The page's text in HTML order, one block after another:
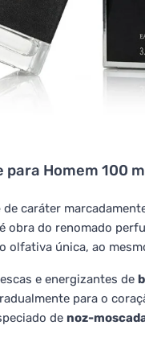
para Homem 100
de caráter
obra do renomado
única, ao
e energizantes de
para o
de noz-